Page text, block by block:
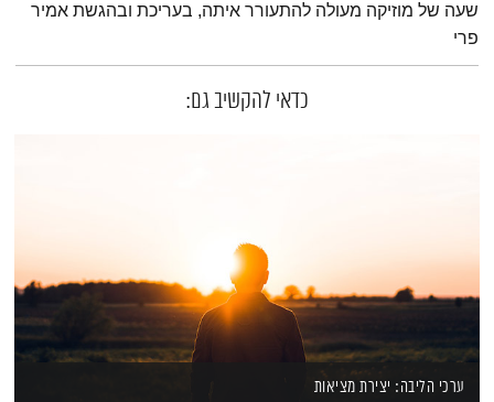
תמצית הפודקאסט
שעה של מוזיקה מעולה להתעורר איתה, בעריכת ובהגשת אמיר
פרי
כדאי להקשיב גם:
ערכי הליבה: יצירת מציאות